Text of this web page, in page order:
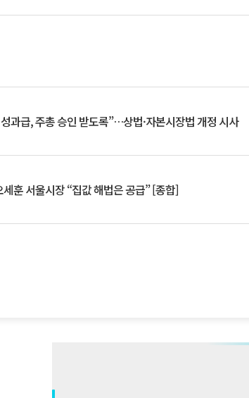
과급, 주총 승인 받도록”…상법·자본시장법 개정 시사
훈 서울시장 “집값 해법은 공급” [종합]